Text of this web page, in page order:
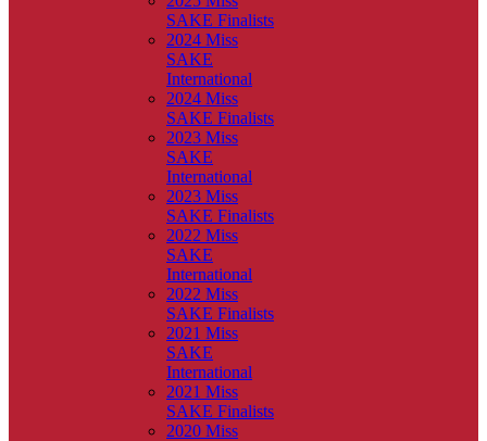
SAKE Finalists
2024 Miss
SAKE
International
2024 Miss
SAKE Finalists
2023 Miss
SAKE
International
2023 Miss
SAKE Finalists
2022 Miss
SAKE
International
2022 Miss
SAKE Finalists
2021 Miss
SAKE
International
2021 Miss
SAKE Finalists
2020 Miss